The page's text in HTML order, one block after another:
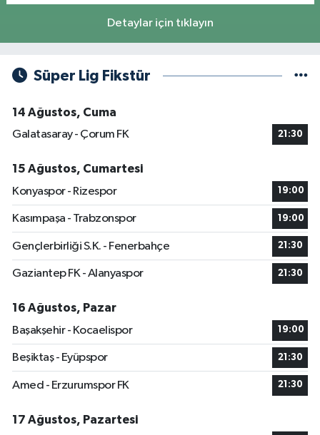
Detaylar için tıklayın
Süper Lig Fikstür
14 Ağustos, Cuma
Galatasaray - Çorum FK
21:30
15 Ağustos, Cumartesi
Konyaspor - Rizespor
19:00
Kasımpaşa - Trabzonspor 19:00
Gençlerbirliği S.K. - Fenerbahçe 21:30
Gaziantep FK - Alanyaspor 21:30
16 Ağustos, Pazar
Başakşehir - Kocaelispor
19:00
Beşiktaş - Eyüpspor 21:30
Amed - Erzurumspor FK 21:30
17 Ağustos, Pazartesi